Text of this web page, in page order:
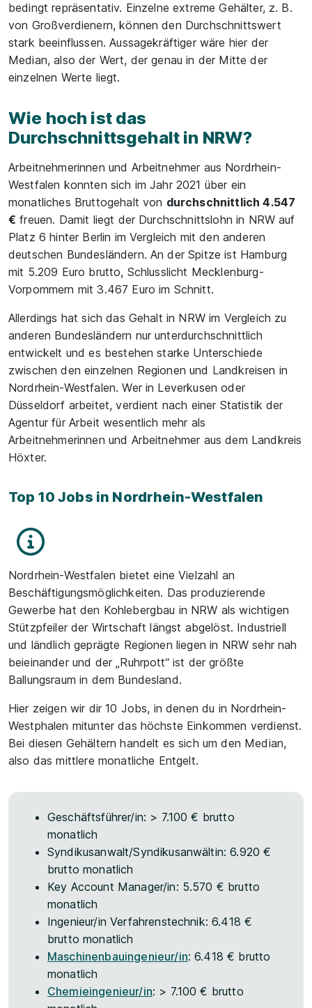
bedingt repräsentativ. Einzelne extreme Gehälter, z. B.
von Großverdienern, können den Durchschnittswert
stark beeinflussen. Aussagekräftiger wäre hier der
Median, also der Wert, der genau in der Mitte der
einzelnen Werte liegt.
Wie hoch ist das
Durchschnittsgehalt in NRW?
Arbeitnehmerinnen und Arbeitnehmer aus Nordrhein-
Westfalen konnten sich im Jahr 2021 über ein
monatliches Bruttogehalt von durchschnittlich 4.547
€ freuen. Damit liegt der Durchschnittslohn in NRW auf
Platz 6 hinter Berlin im Vergleich mit den anderen
deutschen Bundesländern. An der Spitze ist Hamburg
mit 5.209 Euro brutto, Schlusslicht Mecklenburg-
Vorpommern mit 3.467 Euro im Schnitt.
Allerdings hat sich das Gehalt in NRW im Vergleich zu
anderen Bundesländern nur unterdurchschnittlich
entwickelt und es bestehen starke Unterschiede
zwischen den einzelnen Regionen und Landkreisen in
Nordrhein-Westfalen. Wer in Leverkusen oder
Düsseldorf arbeitet, verdient nach einer Statistik der
Agentur für Arbeit wesentlich mehr als
Arbeitnehmerinnen und Arbeitnehmer aus dem Landkreis
Höxter.
Top 10 Jobs in Nordrhein-Westfalen
Nordrhein-Westfalen bietet eine Vielzahl an
Beschäftigungsmöglichkeiten. Das produzierende
Gewerbe hat den Kohlebergbau in NRW als wichtigen
Stützpfeiler der Wirtschaft längst abgelöst. Industriell
und ländlich geprägte Regionen liegen in NRW sehr nah
beieinander und der „Ruhrpott“ ist der größte
Ballungsraum in dem Bundesland.
Hier zeigen wir dir 10 Jobs, in denen du in Nordrhein-
Westphalen mitunter das höchste Einkommen verdienst.
Bei diesen Gehältern handelt es sich um den Median,
also das mittlere monatliche Entgelt.
Geschäftsführer/in: > 7.100 € brutto
monatlich
Syndikusanwalt/Syndikusanwältin: 6.920 €
brutto monatlich
Key Account Manager/in: 5.570 € brutto
monatlich
Ingenieur/in Verfahrenstechnik: 6.418 €
brutto monatlich
Maschinenbauingenieur/in: 6.418 € brutto
monatlich
Chemieingenieur/in: > 7.100 € brutto